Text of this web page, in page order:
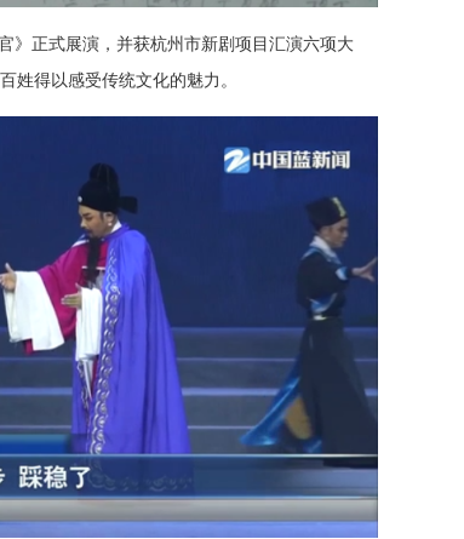
》正式展演，并获杭州市新剧项目汇演六项大
姓得以感受传统文化的魅力。